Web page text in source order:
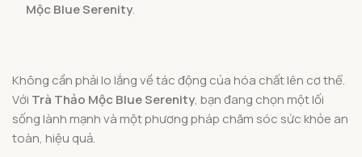
Mộc Blue Serenity.
Không cần phải lo lắng về tác động của hóa chất lên cơ thể.
Với Trà Thảo Mộc Blue Serenity, bạn đang chọn một lối
sống lành mạnh và một phương pháp chăm sóc sức khỏe an
toàn, hiệu quả.